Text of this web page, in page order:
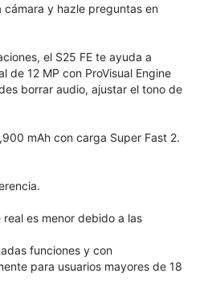
cámara y hazle preguntas en
el S25 FE te ayuda a
12 MP con ProVisual Engine
borrar audio, ajustar el tono de
mAh con carga Super Fast 2.
es menor debido a las
funciones y con
para usuarios mayores de 18